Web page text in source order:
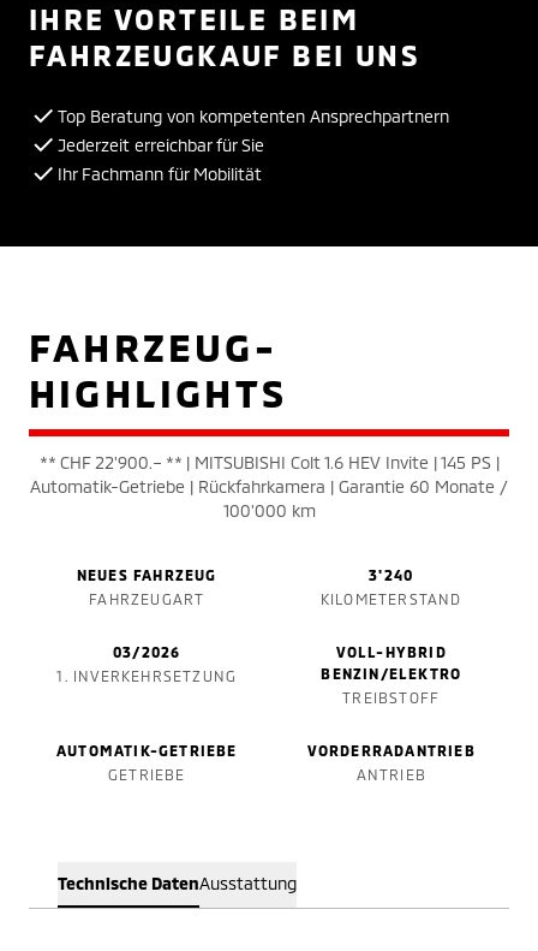
IHRE VORTEILE BEIM
FAHRZEUGKAUF BEI UNS
Top Beratung von kompetenten Ansprechpartnern
Jederzeit erreichbar für Sie
Ihr Fachmann für Mobilität
FAHRZEUG-
HIGHLIGHTS
** CHF 22'900.– ** | MITSUBISHI Colt 1.6 HEV Invite | 145 PS |
Automatik-Getriebe | Rückfahrkamera | Garantie 60 Monate /
100'000 km
NEUES FAHRZEUG
FAHRZEUGART
3'240
KILOMETERSTAND
03/2026
1. INVERKEHRSETZUNG
VOLL-HYBRID
BENZIN/ELEKTRO
TREIBSTOFF
AUTOMATIK-GETRIEBE
GETRIEBE
VORDERRADANTRIEB
ANTRIEB
Technische DatenAusstattung